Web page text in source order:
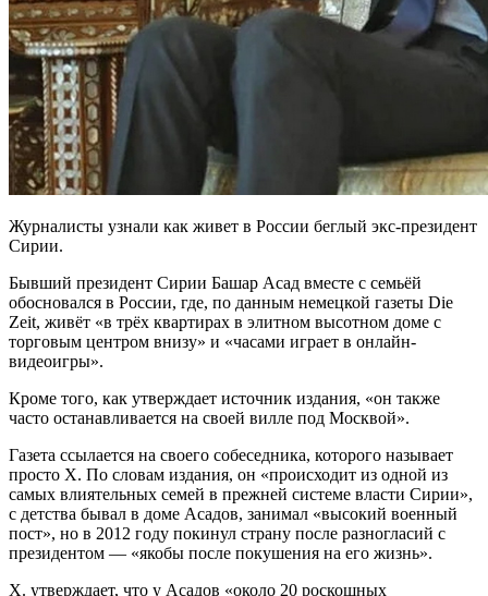
Журналисты узнали как живет в России беглый экс-президент
Сирии.
Бывший президент Сирии Башар Асад вместе с семьёй
обосновался в России, где, по данным немецкой газеты Die
Zeit, живёт «в трёх квартирах в элитном высотном доме с
торговым центром внизу» и «часами играет в онлайн-
видеоигры».
Кроме того, как утверждает источник издания, «он также
часто останавливается на своей вилле под Москвой».
Газета ссылается на своего собеседника, которого называет
просто Х. По словам издания, он «происходит из одной из
самых влиятельных семей в прежней системе власти Сирии»,
с детства бывал в доме Асадов, занимал «высокий военный
пост», но в 2012 году покинул страну после разногласий с
президентом — «якобы после покушения на его жизнь».
Х. утверждает, что у Асадов «около 20 роскошных